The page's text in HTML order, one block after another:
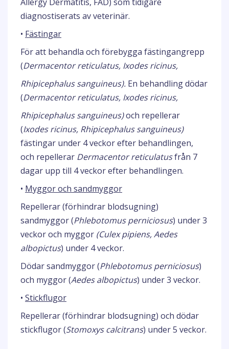
diagnostiserats av veterinär.
• Fästingar
För att behandla och förebygga fästingangrepp
(Dermacentor reticulatus, Ixodes ricinus,
Rhipicephalus sanguineus). En behandling dödar
(Dermacentor reticulatus, Ixodes ricinus,
Rhipicephalus sanguineus)och repellerar
(Ixodes ricinus, Rhipicephalus sanguineus)
fästingar under 4 veckor efter behandlingen,
och repellerar Dermacentor reticulatusfrån 7
dagar upp till 4 veckor efter behandlingen.
• Myggor och sandmyggor
Repellerar (förhindrar blodsugning)
sandmyggor (Phlebotomus perniciosus) under 3
veckor och myggor (Culex pipiens, Aedes
albopictus) under 4 veckor.
Dödar sandmyggor (Phlebotomus perniciosus)
och myggor (Aedes albopictus) under 3 veckor.
• Stickflugor
Repellerar (förhindrar blodsugning) och dödar
stickflugor (Stomoxys calcitrans) under 5 veckor.